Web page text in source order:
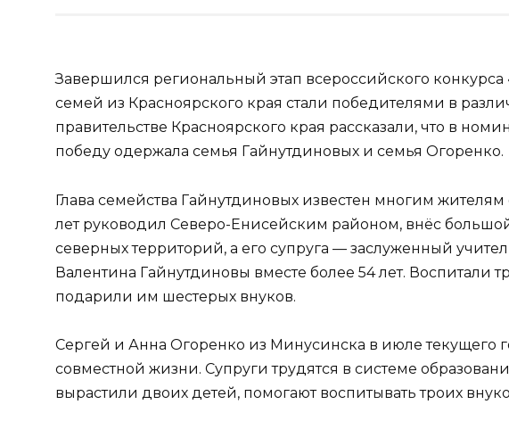
Завершился региональный этап всероссийского конкурса
семей из Красноярского края стали победителями в
правительстве Красноярского края рассказали, что в
победу одержала семья Гайнутдиновых и семья Огоренко.
Глава семейства Гайнутдиновых известен многим жителям
лет руководил Северо-Енисейским районом, внёс
северных территорий, а его супруга — заслуженный
Валентина Гайнутдиновы вместе более 54 лет. Воспитали
подарили им шестерых внуков.
Сергей и Анна Огоренко из Минусинска в июле текущего
совместной жизни. Супруги трудятся в системе
вырастили двоих детей, помогают воспитывать троих